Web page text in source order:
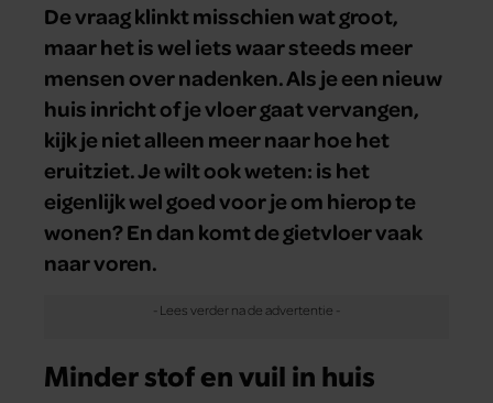
De vraag klinkt misschien wat groot,
maar het is wel iets waar steeds meer
mensen over nadenken. Als je een nieuw
huis inricht of je vloer gaat vervangen,
kijk je niet alleen meer naar hoe het
eruitziet. Je wilt ook weten: is het
eigenlijk wel goed voor je om hierop te
wonen? En dan komt de gietvloer vaak
naar voren.
Minder stof en vuil in huis